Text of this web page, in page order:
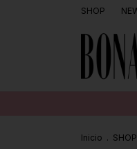
SHOP
Inicio . SHOP